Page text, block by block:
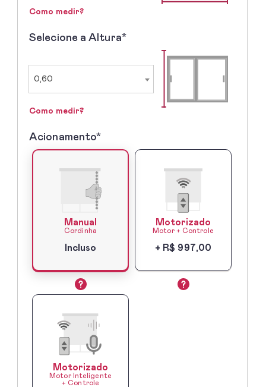
Como medir?
2º
Selecione a Altura*
0,60
Como medir?
3º
Acionamento*
Manual
Cordinha
Incluso
Motorizado
Motor + Controle
+ R$ 997,00
Motorizado
Motor Inteligente
+ Controle